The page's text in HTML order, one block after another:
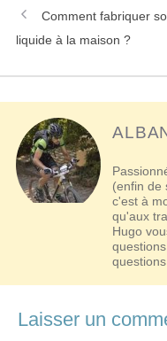
Navigation
des
Comment fabriquer
liquide à la maison ?
(enfin de
c'est à
qu'aux
Hugo
Laisser un